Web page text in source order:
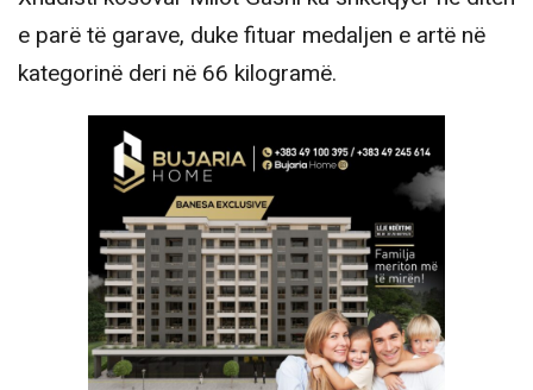
e parë të garave, duke fituar medaljen e artë në
kategorinë deri në 66 kilogramë.